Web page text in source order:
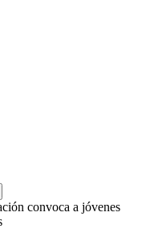
convoca a jóvenes